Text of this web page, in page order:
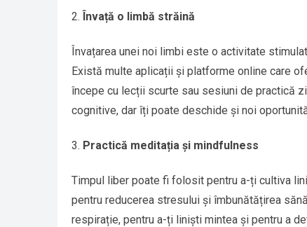
Învață o limbă străină
Învațarea unei noi limbi este o activitate
Există multe aplicații și platforme online care
începe cu lecții scurte sau sesiuni de practică
cognitive, dar îți poate deschide și noi
Practică meditația și mindfulness
Timpul liber poate fi folosit pentru a-ți cultiva
pentru reducerea stresului și îmbunătățirea
respirație, pentru a-ți liniști mintea și pentru a